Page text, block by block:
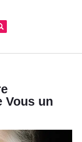
Vous un